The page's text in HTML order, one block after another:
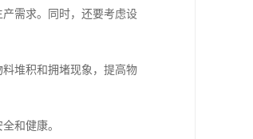
需求。同时，还要考虑设
堆积和拥堵现象，提高物
和健康。